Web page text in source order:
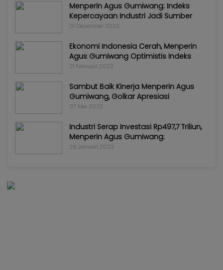
Menperin Agus Gumiwang: Indeks
Kepercayaan Industri Jadi Sumber
01 Desember 2022
Ekonomi Indonesia Cerah, Menperin
Agus Gumiwang Optimistis Indeks
21 Februari 2023
Sambut Baik Kinerja Menperin Agus
Gumiwang, Golkar Apresiasi
07 Mei 2022
Industri Serap Investasi Rp497,7 Triliun,
Menperin Agus Gumiwang:
28 Januari 2023